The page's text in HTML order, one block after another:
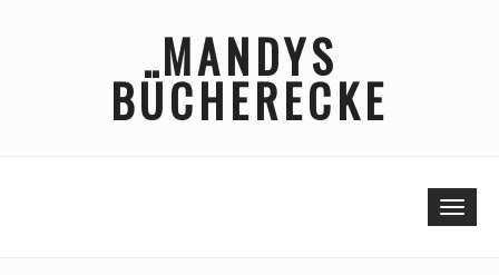
MANDYS
BÜCHERECKE